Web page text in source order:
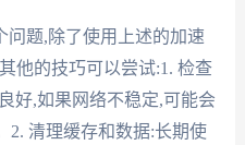
题,除了使用上述的加速
他的技巧可以尝试:1. 检查
好,如果网络不稳定,可能会
2. 清理缓存和数据:长期使